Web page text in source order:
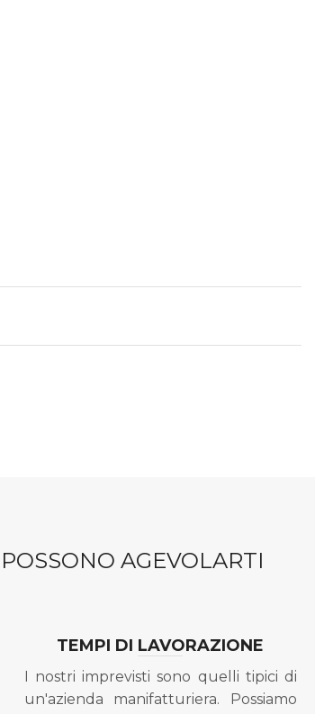
AGEVOLARTI
TEMPI DI LAVORAZIONE
I nostri imprevisti sono quelli tipici di
un'azienda manifatturiera. Possiamo